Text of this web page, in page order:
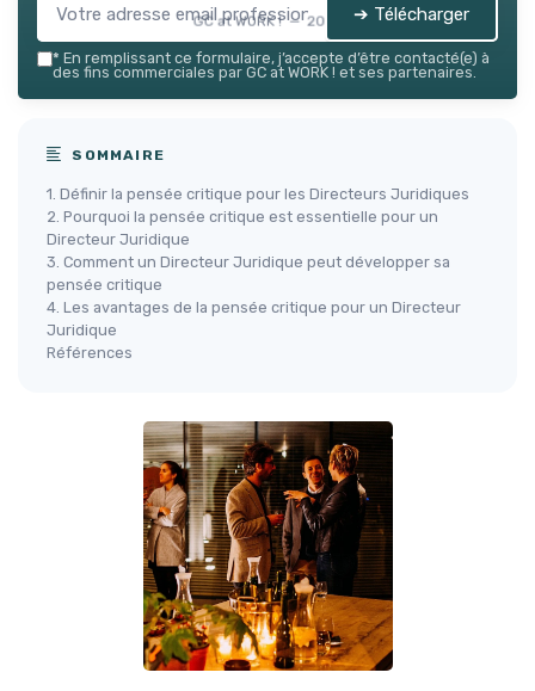
GC at WORK ! — 2026 ➔ Télécharger
* En remplissant ce formulaire, j’accepte d’être contacté(e) à
des fins commerciales par GC at WORK ! et ses partenaires.
SOMMAIRE
1. Définir la pensée critique pour les Directeurs Juridiques
2. Pourquoi la pensée critique est essentielle pour un
Directeur Juridique
3. Comment un Directeur Juridique peut développer sa
pensée critique
4. Les avantages de la pensée critique pour un Directeur
Juridique
Références